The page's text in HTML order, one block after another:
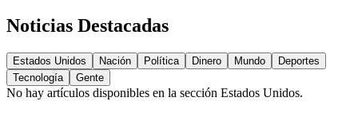
Noticias Destacadas
Estados Unidos Nación Política Dinero Mundo
Deportes
Tecnología
Gente
No hay artículos disponibles en la sección Estados Unidos.